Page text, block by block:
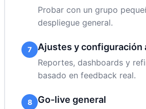
Probar con un grupo
despliegue general.
7 Ajustes y configuración
Reportes, dashboards y
basado en feedback real.
8 Go-live general